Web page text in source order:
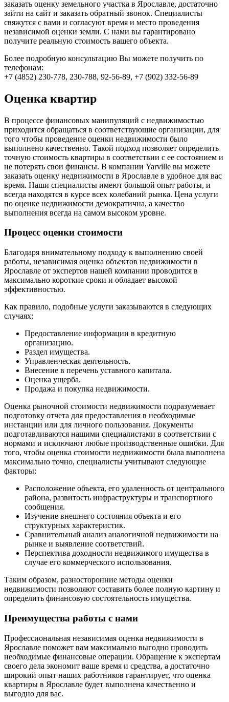
заказать оценку земельного участка в Ярославле, достаточно
зайти на сайт и заказать обратный звонок. Специалисты
свяжутся с вами и согласуют время и место проведения
независимой оценки земли. С нами вы гарантировано
получите реальную стоимость вашего объекта.
Более подробную консультацию Вы можете получить по
телефонам:
+7 (4852) 230-778, 230-788, 92-56-89, +7 (902) 332-56-89
Оценка квартир
В процессе финансовых манипуляций с недвижимостью
приходится обращаться в соответствующие организации, для
того чтобы проведение оценки недвижимости было
выполнено качественно. Такой подход позволяет определить
точную стоимость квартиры в соответствии с ее состоянием и
не потерять свои финансы. В компании Yarville вы можете
заказать оценку недвижимости в Ярославле в удобное для вас
время. Наши специалисты имеют большой опыт работы, и
всегда находятся в курсе всех колебаний рынка. Цена услуги
по оценке недвижимости демократична, а качество
выполнения всегда на самом высоком уровне.
Процесс оценки стоимости
Благодаря внимательному подходу к выполнению своей
работы, независимая оценка объектов недвижимости в
Ярославле от экспертов нашей компании проводится в
максимально короткие сроки и обладает высокой
эффективностью.
Как правило, подобные услуги заказываются в следующих
случаях:
Предоставление информации в кредитную
организацию.
Раздел имущества.
Управленческая деятельность.
Внесение в перечень уставного капитала.
Оценка ущерба.
Продажа и покупка недвижимости.
Оценка рыночной стоимости недвижимости подразумевает
подготовку отчета для предоставления в необходимые
инстанции или для личного пользования. Документы
подготавливаются нашими специалистами в соответствии с
нормами и исключают любые производственные ошибки. Для
того, чтобы оценка стоимости недвижимости была выполнена
максимально точно, специалисты учитывают следующие
факторы:
Расположение объекта, его удаленность от центрального
района, развитость инфраструктуры и транспортного
сообщения.
Изучение внешнего состояния объекта и его
структурных характеристик.
Сравнительный анализ аналогичной недвижимости на
рынке и выявление соответствий.
Перспектива доходности недвижимого имущества в
случае его коммерческого использования.
Таким образом, разносторонние методы оценки
недвижимости позволяют составить более полную картину и
определить финансовую состоятельность имущества.
Преимущества работы с нами
Профессиональная независимая оценка недвижимости в
Ярославле поможет вам максимально выгодно проводить
необходимые финансовые операции. Обращение к экспертам
своего дела экономит ваше время и средства, а достаточно
широкий опыт наших работников гарантирует, что оценка
квартиры в Ярославле будет выполнена качественно и
выгодно для вас.